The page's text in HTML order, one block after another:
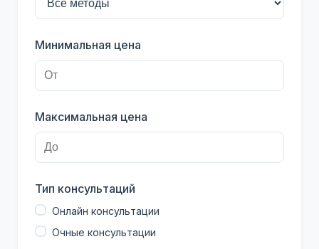
Минимальная цена
Максимальная цена
Тип консультаций
Онлайн консультации
Очные консультации